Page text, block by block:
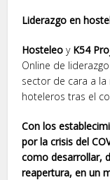
Liderazgo en
Hosteleoy K54
Online de
sector de cara a
hoteleros tras el
Con los
por la crisis del
como desarrollar,
reapertura, en un